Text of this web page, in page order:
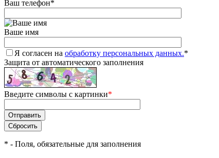
Ваш телефон*
Ваше имя
Я согласен на обработку персональных данных.*
Защита от автоматического заполнения
Введите символы с картинки*
* - Поля, обязательные для заполнения